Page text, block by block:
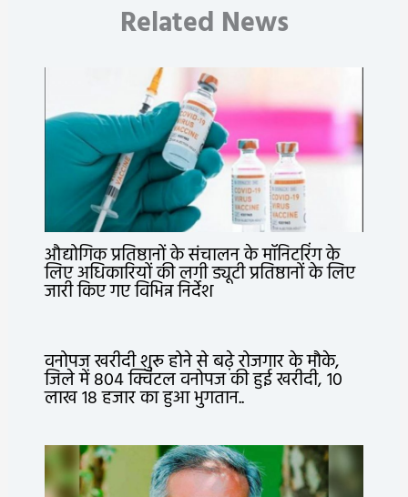
Related News
औद्योगिक प्रतिष्ठानों के संचालन के मॉनिटरिंग के
लिए अधिकारियों की लगी ड्यूटी प्रतिष्ठानों के लिए
जारी किए गए विभिन्न निर्देश
वनोपज खरीदी शुरू होने से बढ़े रोजगार के मौके,
जिले में 804 क्विंटल वनोपज की हुई खरीदी, 10
लाख 18 हजार का हुआ भुगतान..